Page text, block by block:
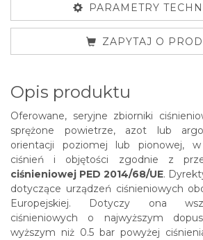
PARAMETRY
ZAPYTAJ O
Opis produktu
Oferowane, seryjne zbiorniki
sprężone powietrze, azot lub
orientacji poziomej lub pionowej,
ciśnień i objętości zgodnie z
ciśnieniowej PED 2014/68/UE.
dotyczące urządzeń ciśnieniowych
Europejskiej. Dotyczy ona
ciśnieniowych o najwyższym
wyższym niż 0.5 bar powyżej